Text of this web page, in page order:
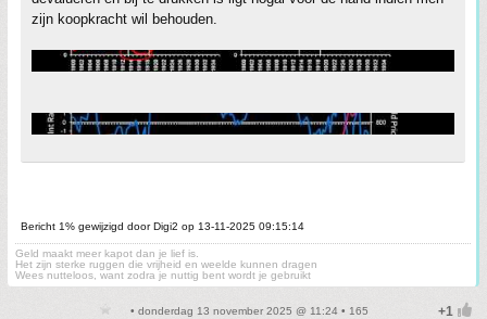
zijn koopkracht wil behouden.
Bericht 1% gewijzigd door Digi2 op 13-11-2025 09:15:14
Geld maakt meer kapot dan je lief is.
Het zijn sterke ruggen die vrijheid en weelde kunnen dragen
Wees nutteloos, want zodra je nuttig bent wordt je gebruikt
• donderdag 13 november 2025 @ 11:24 • 165